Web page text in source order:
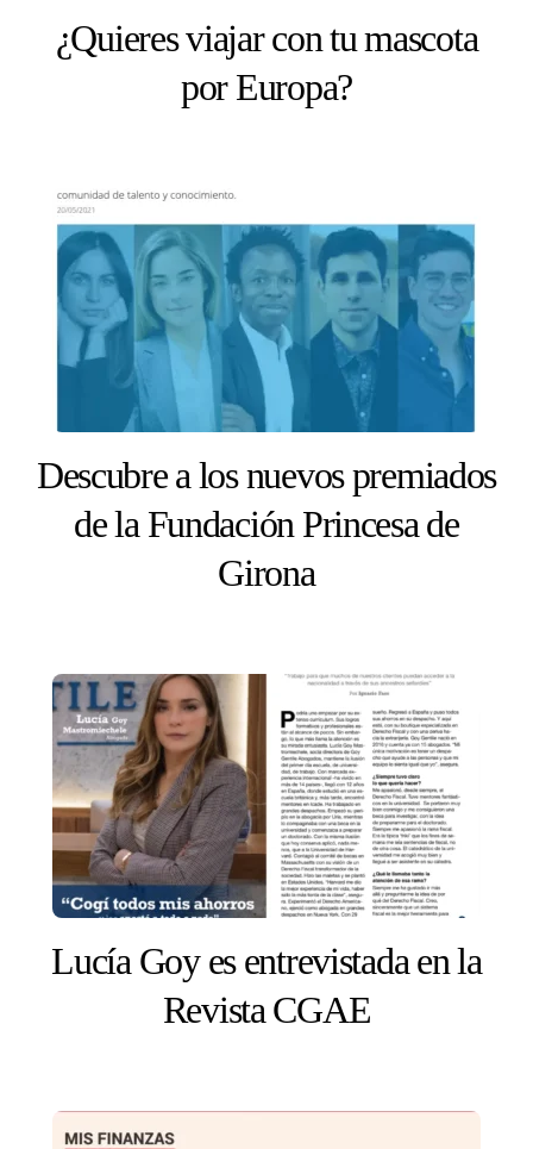
¿Quieres viajar con tu mascota
por Europa?
Descubre a los nuevos premiados
de la Fundación Princesa de
Girona
Lucía Goy es entrevistada en la
Revista CGAE